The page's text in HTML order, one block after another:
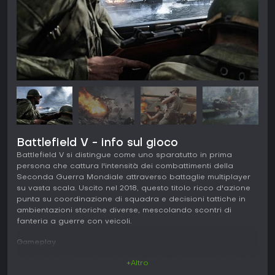
Battlefield V - info sul gioco
Battlefield V si distingue come uno sparatutto in prima
persona che cattura l'intensità dei combattimenti della
Seconda Guerra Mondiale attraverso battaglie multiplayer
su vasta scala. Uscito nel 2018, questo titolo ricco d'azione
punta su coordinazione di squadra e decisioni tattiche in
ambientazioni storiche diverse, mescolando scontri di
fanteria a guerre con veicoli.
Gameplay
+Altro